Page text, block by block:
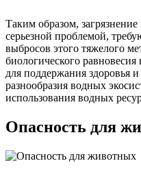
Таким образом,
серьезной проблемой,
выбросов этого тяжелого
биологического
для поддержания здоровья
разнообразия водных
использования водных
Опасность для